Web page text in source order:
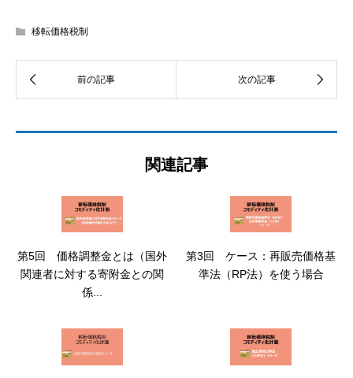
移転価格税制
関連記事
第5回 価格調整金とは（国外
関連者に対する寄附金との関
係...
第3回 ケース：再販売価格基
準法（RP法）を使う場合